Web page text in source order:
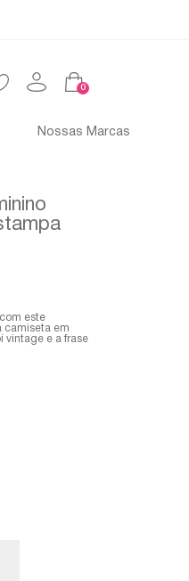
0
Nossas Marcas
este
camiseta em
vintage e a frase